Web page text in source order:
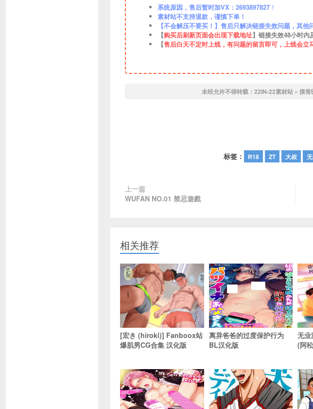
系统原因，售后暂时加VX：2693897827 ！
素材站不支持退款，谨慎下单！
【不会解压不要买！】售后只解决链接失效问题，其他
【购买后刷新页面会出现下载地址】链接失效48小时
【售后白天不定时上线，有问题的留言即可，上线会立
未经允许不得转载： 22IN-22素材站» 摸骨
标签： R18 ZT 大叔
上一篇
WUFAN NO.01 禁忌遊戲
相关推荐
[宏き (hiroki)] Fanboox站
爆肌男CG合集 汉化版
离异爸爸的过度保护行为
BL汉化版
无业
(阿